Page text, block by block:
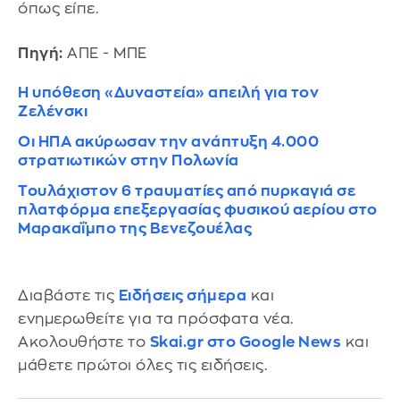
όπως είπε.
Πηγή: ΑΠΕ - ΜΠΕ
Η υπόθεση «Δυναστεία» απειλή για τον
Ζελένσκι
Οι ΗΠΑ ακύρωσαν την ανάπτυξη 4.000
στρατιωτικών στην Πολωνία
Τουλάχιστον 6 τραυματίες από πυρκαγιά σε
πλατφόρμα επεξεργασίας φυσικού αερίου στο
Μαρακαΐμπο της Βενεζουέλας
Διαβάστε τις Ειδήσεις σήμερα και
ενημερωθείτε για τα πρόσφατα νέα.
Ακολουθήστε το Skai.gr στο Google News και
μάθετε πρώτοι όλες τις ειδήσεις.